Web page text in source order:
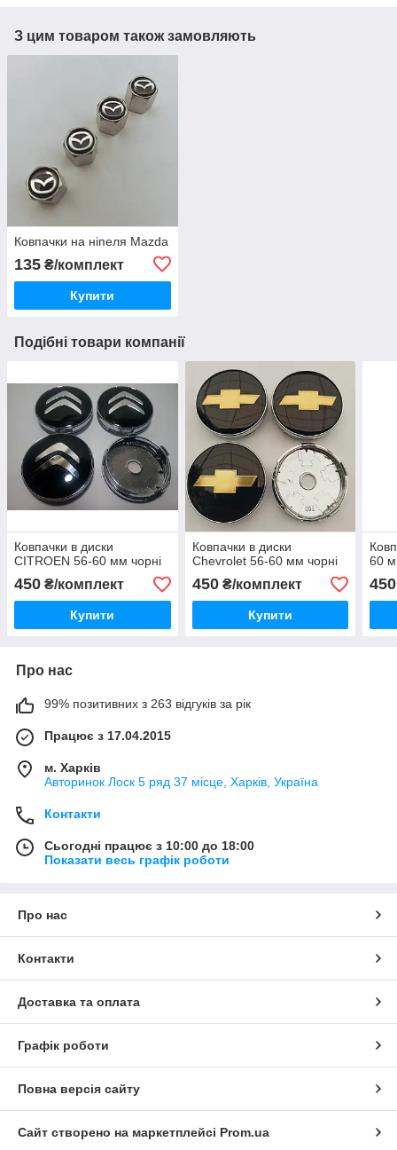
З цим товаром також замовляють
Ковпачки на ніпеля Mazda
135 ₴/комплект
Купити
Подібні товари компанії
Ковпачки в диски
CITROEN 56-60 мм чорні
450 ₴/комплект
Купити
Ковпачки в диски
Chevrolet 56-60 мм чорні
450₴/комплект
Купити
60
450
Про нас
99% позитивних з 263 відгуків за рік
Працює з 17.04.2015
м. Харків
Авторинок Лоск 5 ряд 37 місце, Харків, Україна
Контакти
Сьогодні працює з 10:00 до 18:00
Показати весь графік роботи
Про нас
Контакти
Доставка та оплата
Графік роботи
Повна версія сайту
Сайт створено на маркетплейсі Prom.ua